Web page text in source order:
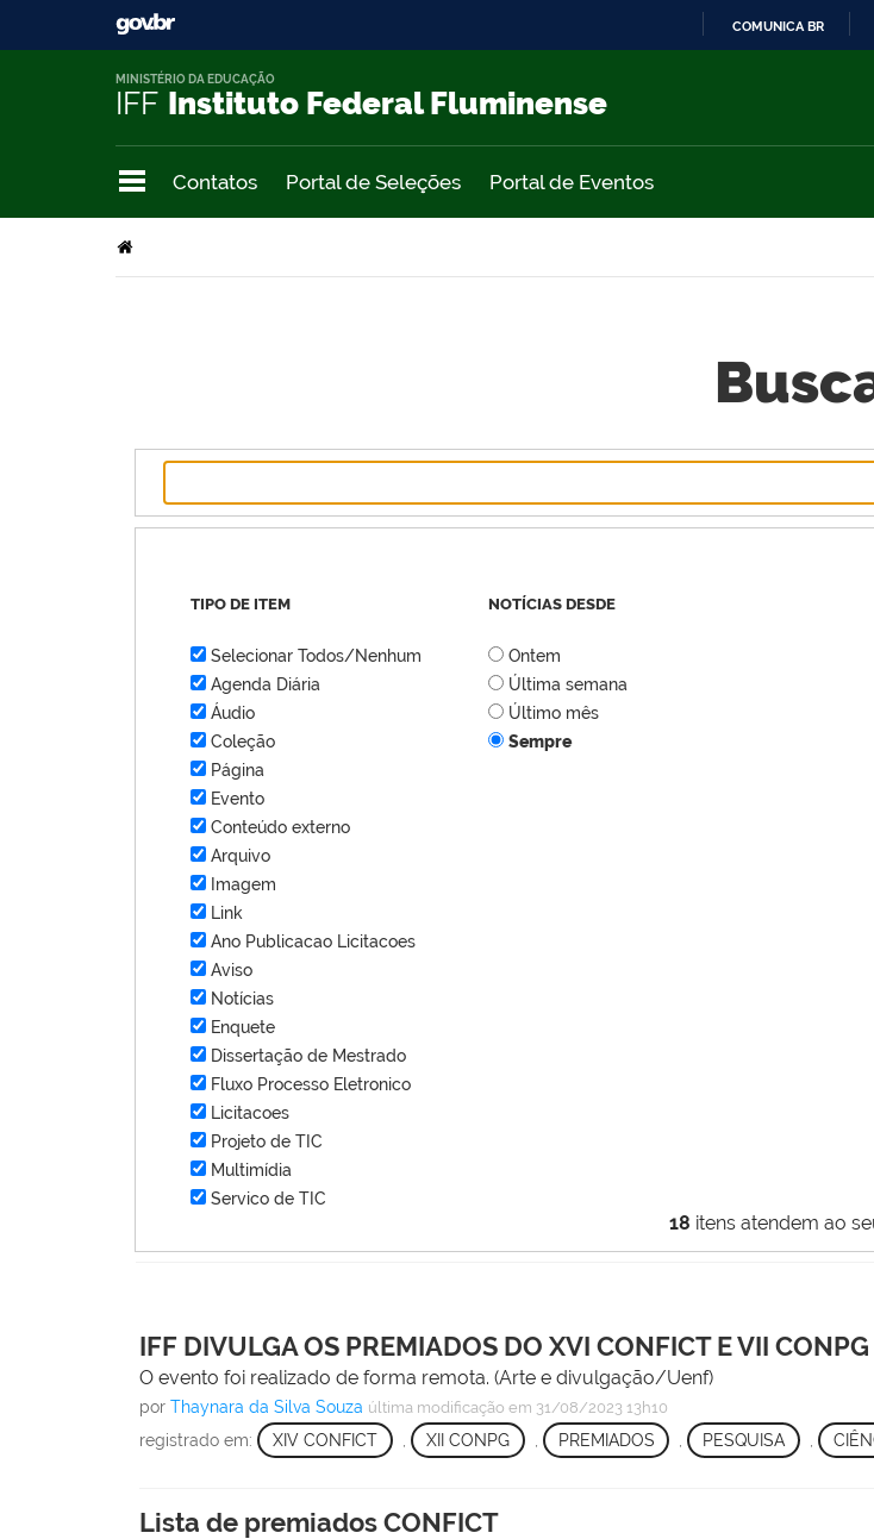
COMUNICA BR
IFF Instituto Federal Fluminense
MINISTÉRIO DA EDUCAÇÃO
Contatos Portal de Seleções Portal de Eventos
18 itens atendem ao
TIPO DE ITEM
Selecionar Todos/Nenhum
Agenda Diária
Áudio
Coleção
Página
Evento
Conteúdo externo
Arquivo
Imagem
Link
Ano Publicacao Licitacoes
Aviso
Notícias
Enquete
Dissertação de Mestrado
Fluxo Processo Eletronico
Licitacoes
Projeto de TIC
Multimídia
Servico de TIC
NOTÍCIAS DESDE
Ontem
Última semana
Último mês
Sempre
IFF DIVULGA OS PREMIADOS DO XVI CONFICT E VII CONPG
O evento foi realizado de forma remota. (Arte e divulgação/Uenf)
porThaynara da Silva Souza última modificação em 31/08/2023 13h10
registrado em: XIV CONFICT XII CONPG PREMIADOS , PESQUISA ,
Lista de premiados CONFICT